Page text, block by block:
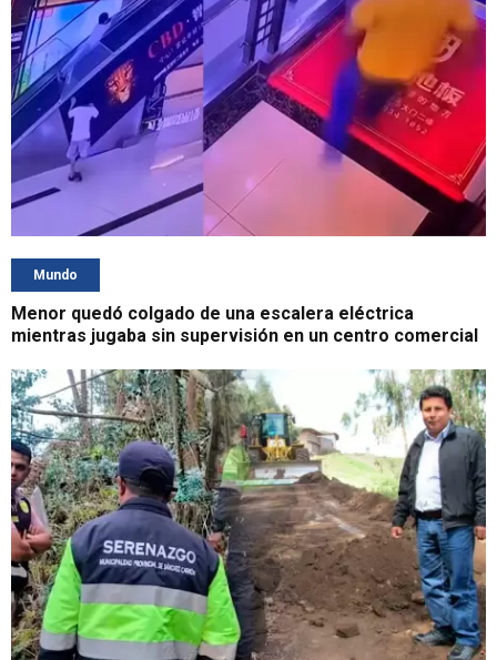
Mundo
Menor quedó colgado de una escalera eléctrica
mientras jugaba sin supervisión en un centro comercial